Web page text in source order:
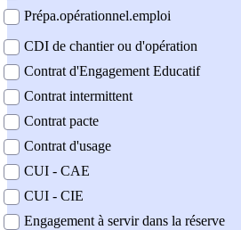
Prépa.opérationnel.emploi
CDI de chantier ou d'opération
Contrat d'Engagement Educatif
Contrat intermittent
Contrat pacte
Contrat d'usage
CUI - CAE
CUI - CIE
Engagement à servir dans la réserve